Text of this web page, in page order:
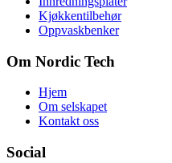
Kjøkkentilbehør
Oppvaskbenker
Om Nordic Tech
Hjem
Om selskapet
Kontakt oss
Social